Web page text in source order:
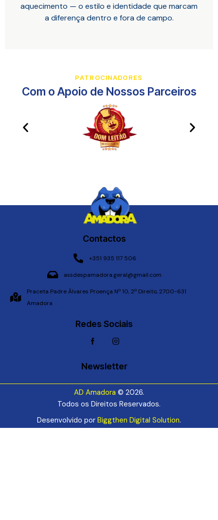
aquecimento — o estilo e identidade que marcam
a diferença dentro e fora de campo.
PATROCINADORES
Com o Apoio de Nossos Parceiros​
Contactos
+351 935 117 506
assdespamadora.geral@gmail.com
Praceta Padre Álvares Proença Nº 10, 2º Direito, 2700-631
Amadora
Redes Sociais
Newsletter
AD Amadora © 2026.
Todos os Direitos Reservados.
Desenvolvido por Biggthen Digital Solution.